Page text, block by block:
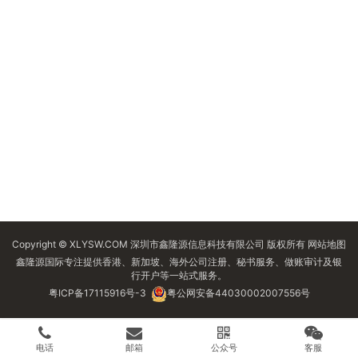
Copyright © XLYSW.COM 深圳市鑫隆源信息科技有限公司 版权所有 网站地图
鑫隆源国际专注提供香港、新加坡、海外公司注册、秘书服务、做账审计及银
行开户等一站式服务。
粤ICP备17115916号-3
粤公网安备44030002007556号
电话 邮箱 公众号 客服